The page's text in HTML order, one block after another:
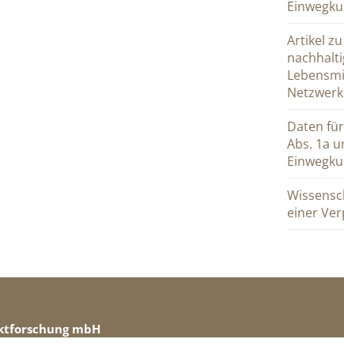
Artikel
Netzwerk
Daten
Abs. 1a
einer
mbH